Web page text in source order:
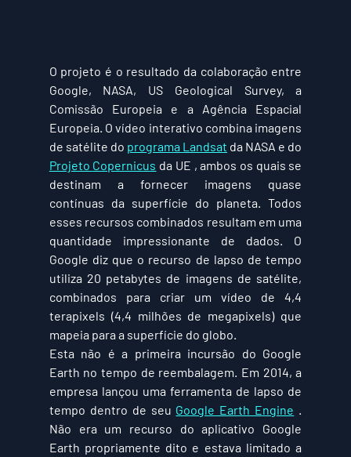
O projeto é o resultado da colaboração entre
Google, NASA, US Geological Survey, a
Comissão Europeia e a Agência Espacial
Europeia. O vídeo interativo combina imagens
de satélite do programa Landsat
Projeto Copernicus da UE , ambos os quais se
destinam a fornecer imagens quase
contínuas da superfície do planeta. Todos
esses recursos combinados resultam em uma
quantidade impressionante de dados. O
Google diz que o recurso de lapso de tempo
utiliza 20 petabytes de imagens de satélite,
combinados para criar um vídeo de 4,4
terapixels (4,4 milhões de megapixels) que
mapeia para a superfície do globo.
Esta não é a primeira incursão do Google
Earth no tempo de reembalagem. Em 2014, a
empresa lançou uma ferramenta de lapso de
tempo dentro de seu Google Earth Engine
Não era um recurso do aplicativo Google
Earth propriamente dito e estava limitado a